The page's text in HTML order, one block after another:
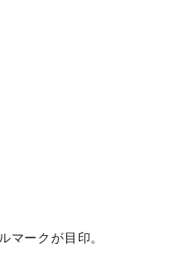
マークが目印。